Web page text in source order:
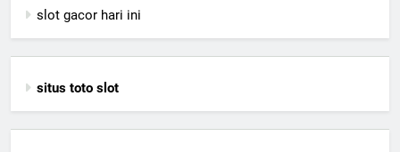
slot gacor hari ini
situs toto slot